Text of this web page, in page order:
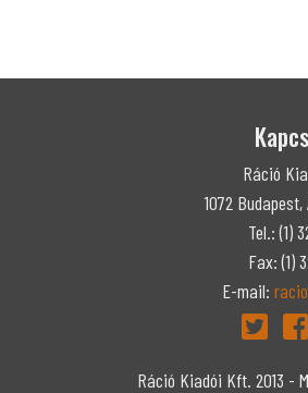
Ráció
1072
Tel.: (1)
Fax: (1)
E-mail:
Ráció Kiadói Kft. 2013 -